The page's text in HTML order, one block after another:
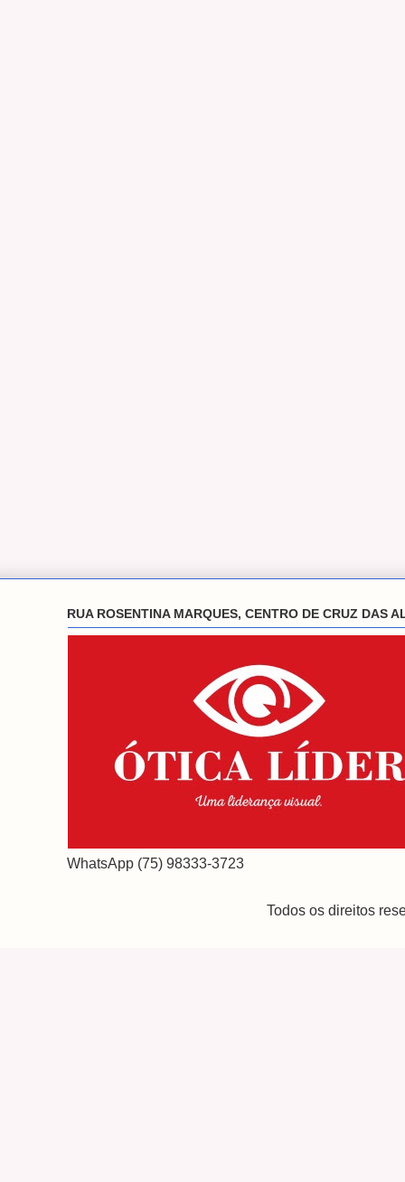
RUA ROSENTINA MARQUES, CENTRO DE CRUZ DAS
WhatsApp (75) 98333-3723
Todos os direitos